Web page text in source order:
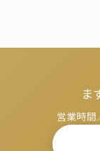
ま
営業時